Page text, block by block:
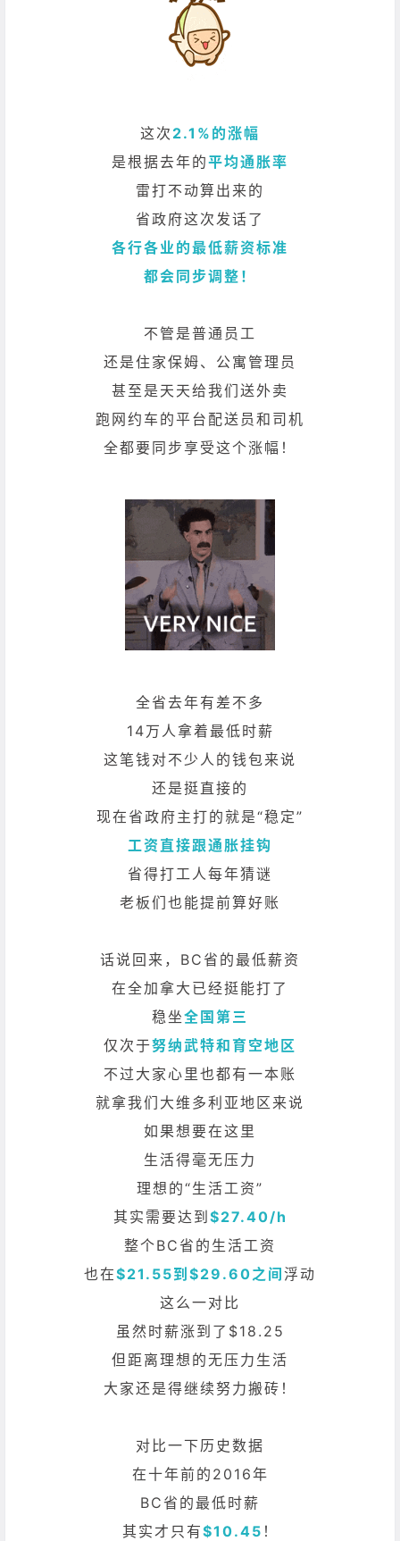
这次 2.1%的涨幅
是根据去年的平均通胀率
雷打不动算出来的
省政府这次发话了
各行各业的最低薪资标准
都会同步调整！
不管是普通员工
还是住家保姆、公寓管理员
甚至是天天给我们送外卖
跑网约车的平台配送员和司机
全都要同步享受这个涨幅！
全省去年有差不多
14万人拿着最低时薪
这笔钱对不少人的钱包来说
还是挺直接的
现在省政府主打的就是“稳定”
工资直接跟通胀挂钩
省得打工人每年猜谜
老板们也能提前算好账
话说回来，BC省的最低薪资
在全加拿大已经挺能打了
稳坐全国第三
仅次于努纳武特和育空地区
不过大家心里也都有一本账
就拿我们大维多利亚地区来说
如果想要在这里
生活得毫无压力
理想的“生活工资”
其实需要达到$27.40/h
整个BC省的生活工资
也在$21.55到$29.60之间浮动
这么一对比
虽然时薪涨到了$18.25
但距离理想的无压力生活
大家还是得继续努力搬砖！
对比一下历史数据
在十年前的2016年
BC省的最低时薪
其实才只有$10.45 ！